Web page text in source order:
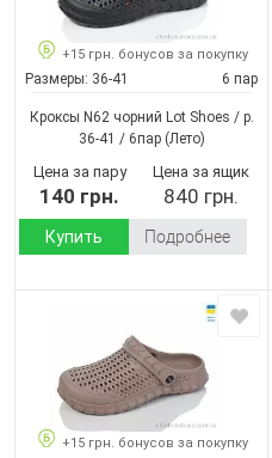
+15 грн. бонусов за покупку
Размеры: 36-41 6 пар
Кроксы N62 чорний Lot Shoes / p.
36-41 / 6пар(Лето)
Цена за пару
140 грн.
Цена за ящик
840 грн.
Купить Подробнее
+15 грн. бонусов за покупку